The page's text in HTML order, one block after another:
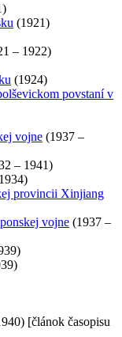
(1921)
– 1922)
(1924)
povstaní v
vojne (1937 –
– 1941)
provincii Xinjiang
vojne (1937 –
[článok časopisu